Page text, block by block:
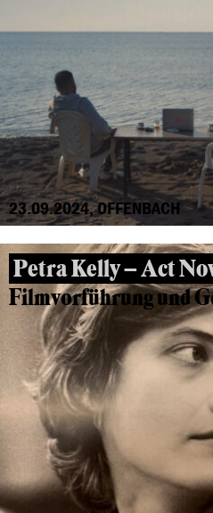
23.09.2024, OFFENBACH
Petra Kelly – Act
Filmvorführung und